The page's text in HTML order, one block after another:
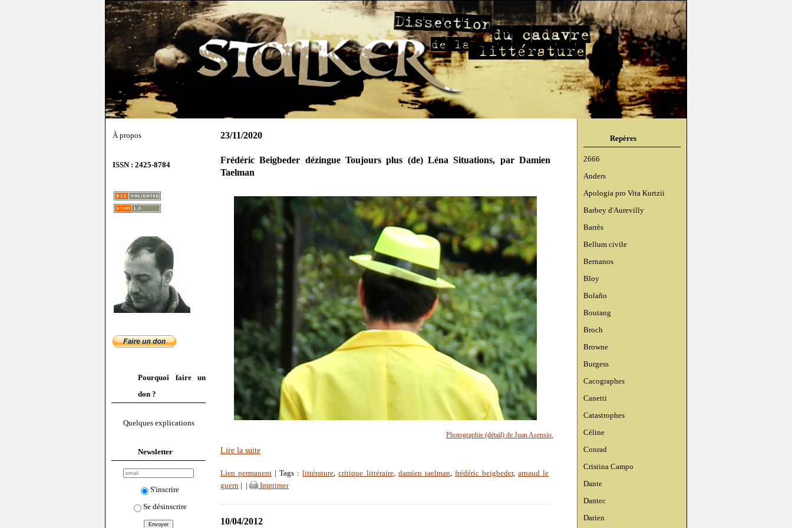
À propos
ISSN : 2425-8784
Pourquoi faire un
don ?
Quelques explications
Newsletter
S'inscrire
Se désinscrire
Repères
2666
Anders
Apologia pro Vita Kurtzii
Barbey d'Aurevilly
Barrès
Bellum civile
Bernanos
Bloy
Bolaño
Boutang
Broch
Browne
Burgess
Cacographes
Canetti
Catastrophes
Céline
Conrad
Cristina Campo
Dante
Dantec
Darien
23/11/2020
Frédéric Beigbeder dézingue Toujours plus (de) Léna Situations, par Damien
Taelman
Photographie (détail) de Juan Asensio.
Lire la suite
Lien permanent | Tags :littérature,critique littéraire, damien taelman, frédéric beigbeder, arnaud le
guern
Imprimer
10/04/2012